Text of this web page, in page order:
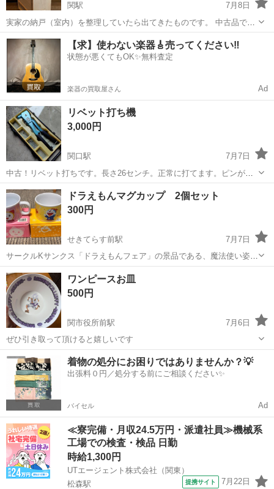
関駅
7月8日
実家の納戸（室内）を整理していたら出てきたものです。 中古品で
す。 実家の母が購入したものです。 一人暮らしになって使わなくなっ
てしまったものです。 手作りの総桐の米びつとのことです。 30kg
用 幅23cm／...
岐阜 関市 関駅 調理器具
【求】使わない楽器🎸売ってください‼️
状態が悪くてもOK✨無料査定
楽器の買取屋さん Ad
リベット打ち機
3,000円
関口駅
7月7日
中古！リベット打ちです。長さ26センチ。正常に打てます。ピンが余
りありません。別途購入願います。関口駅ローソンまで来れる方。現
金引き渡し希望。平日連絡可能ですが取引は土日曜祝日です。ノーリ
ターンノークレームでお願いします
岐阜 関市 関口駅 その他 ありません
ドラえもんマグカップ 2個セット
300円
せきてらす前駅
7月7日
サークルKサンクス「ドラえもんフェア」の景品である、魔法使い姿の
ドラえもんとドラミちゃんが描かれたペアマグカップです。
岐阜 関市 せきてらす前駅
ワンピースお皿
500円
関市役所前駅
7月6日
ぜひ引き取って頂けると嬉しいです
岐阜 関市 関市役所前駅 食器
着物の処分にお困りではありませんか？💡
出張料０円／処分する前にご相談ください✨
バイセル Ad
≪寮完備・月収24.5万円・派遣社員≫機械系
工場での検査・検品 日勤
時給1,300円
UTエージェント株式会社（関東）
松森駅
提携サイト 7月22日